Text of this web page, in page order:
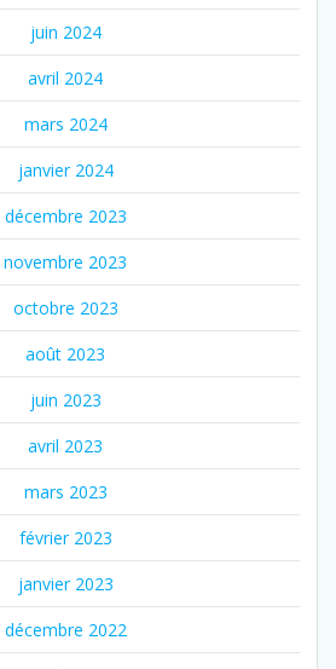
juin 2024
avril 2024
mars 2024
janvier 2024
décembre 2023
novembre 2023
octobre 2023
août 2023
juin 2023
avril 2023
mars 2023
février 2023
janvier 2023
décembre 2022